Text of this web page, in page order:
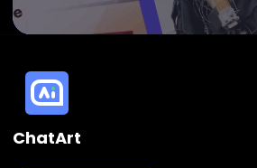
ChatArt